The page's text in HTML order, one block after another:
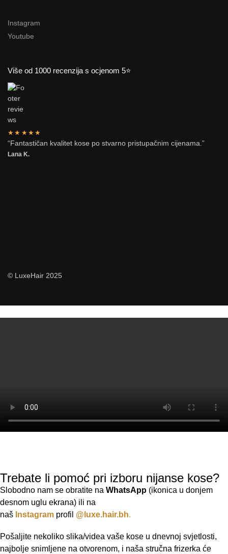
Instagram
Youtube
Više od 1000 recenzija s ocjenom 5⭐
★★★★★
“Fantastičan kvalitet kose po stvarno pristupačnim cijenama.”
Lana K.
© LuxeHair 2025
Trebate li pomoć pri izboru nijanse kose?
Slobodno nam se obratite na WhatsApp (ikonica u donjem
desnom uglu ekrana) ili na
naš Instagram profil @luxe.hair.bh.
Pošaljite nekoliko slika/videa vaše kose u dnevnoj svjetlosti,
najbolje snimljene na otvorenom, i naša stručna frizerka će